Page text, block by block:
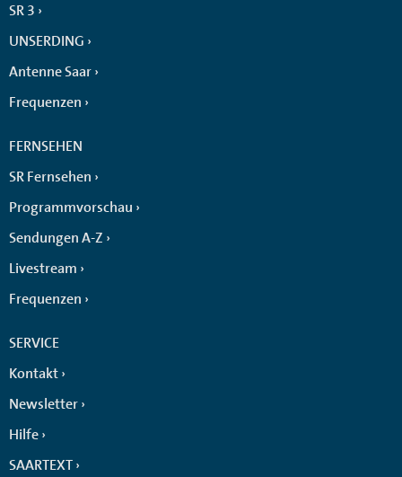
SR 3
UNSERDING
Antenne Saar
Frequenzen
FERNSEHEN
SR Fernsehen
Programmvorschau
Sendungen A-Z
Livestream
Frequenzen
SERVICE
Kontakt
Newsletter
Hilfe
SAARTEXT